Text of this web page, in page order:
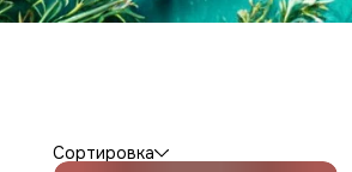
Сортировка